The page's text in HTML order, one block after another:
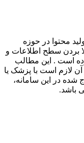
محتوا در حوزه
بردن سطح اطلاعات و
است . این مطالب
لازم است با پزشک یا
در این سامانه،
باشد.